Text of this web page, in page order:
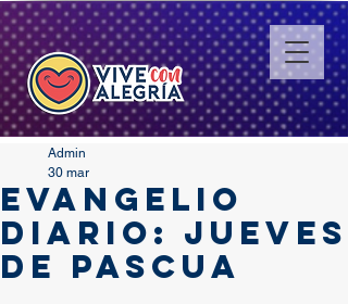
EVANGELIO
DIARIO: JUEVES
DE PASCUA
Admin
30 mar